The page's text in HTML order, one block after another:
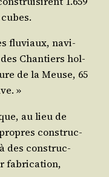
flu­viaux, navi­
Chan­tiers hol­
de la Meuse, 65
»
au lieu de
construc­
des construc­
fabri­ca­tion,